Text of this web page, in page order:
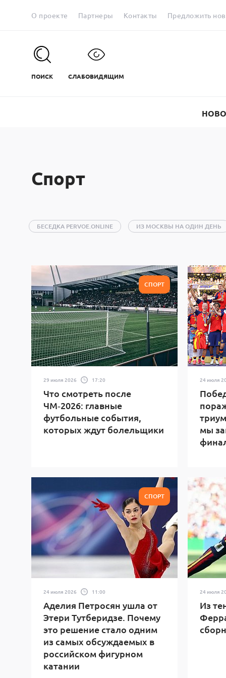
О проекте Партнеры Контакты Предложить
ПОИСК СЛАБОВИДЯЩИМ
Спорт
БЕСЕДКА PERVOE.ONLINE ИЗ МОСКВЫ НА ОДИН ДЕНЬ
ПУТЕШЕСТВИЯ РЕЛИГИЯ СПОРТ ТЕАТРЫ
ШОУ-БИЗНЕС ЭКОЛОГИЯ ЭКОНОМИКА
СПОРТ
29 июля 2026 17:20
Что смотреть после
ЧМ‑2026: главные
футбольные события,
которых ждут болельщики
24 июля
мы
СПОРТ
24 июля 2026 11:00
Аделия Петросян ушла от
Этери Тутберидзе. Почему
это решение стало одним
из самых обсуждаемых в
российском фигурном
катании
24 июля
Из